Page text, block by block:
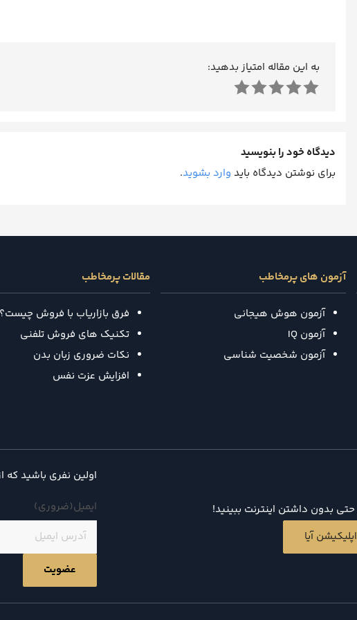
به این مقاله امتیاز بدهید:
دیدگاه خود را بنویسید
برای نوشتن دیدگاه باید وارد بشوید.
آزمون های پرمخاطب
آزمون هوش هیجانی
آزمون IQ
آزمون شخصیت شناسی
مقالات پرمخاطب
فرق بازاریاب با فروش چیست؟
تکنیک‌ های فروش تلفنی
نکات ضروری زبان بدن
افزایش عزت نفس
بدون داشتن اینترنت ببینید!
آیا
اولین نفری باشید که
ایمیل(ضروری)